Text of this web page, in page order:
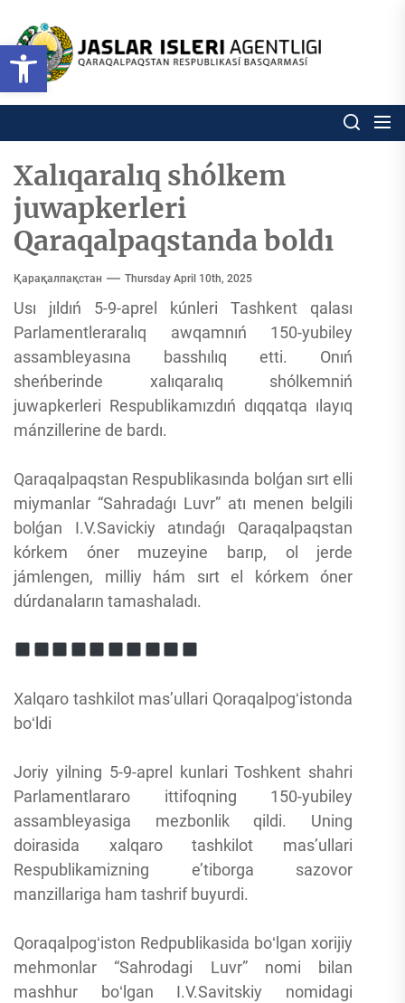
Open toolbar
content
Respublikası
basqarması
Ózbekstan jaslar isleri
Xalıqaralıq shólkem
juwapkerleri
Qaraqalpaqstanda boldı
Қарақалпақстан Thursday April 10th, 2025
Usı jıldıń 5-9-aprel kúnleri Tashkent qalası
Parlamentleraralıq awqamnıń 150-yubiley
assambleyasına basshılıq etti. Onıń
sheńberinde xalıqaralıq shólkemniń
juwapkerleri Respublikamızdıń dıqqatqa ılayıq
mánzillerine de bardı.
Qaraqalpaqstan Respublikasında bolǵan sırt elli
miymanlar “Sahradaǵı Luvr” atı menen belgili
bolǵan I.V.Savickiy atındaǵı Qaraqalpaqstan
kórkem óner muzeyine barıp, ol jerde
jámlengen, milliy hám sırt el kórkem óner
dúrdanaların tamashaladı.
Xalqaro tashkilot mas’ullari Qoraqalpogʻistonda
boʻldi
Joriy yilning 5-9-aprel kunlari Toshkent shahri
Parlamentlararo ittifoqning 150-yubiley
assambleyasiga mezbonlik qildi. Uning
doirasida xalqaro tashkilot mas’ullari
Respublikamizning e’tiborga sazovor
manzillariga ham tashrif buyurdi.
Qoraqalpogʻiston Redpublikasida boʻlgan xorijiy
mehmonlar “Sahrodagi Luvr” nomi bilan
mashhur boʻlgan I.V.Savitskiy nomidagi